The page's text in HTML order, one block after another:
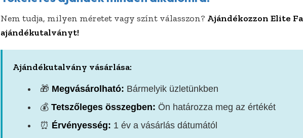
Nem tudja, milyen méretet vagy színt válasszon? Ajándékozzon Elite
ajándékutalványt!
Ajándékutalvány vásárlása:
🎁 Megvásárolható: Bármelyik üzletünkben
💰 Tetszőleges összegben: Ön határozza meg az értékét
⏰ Érvényesség: 1 év a vásárlás dátumától